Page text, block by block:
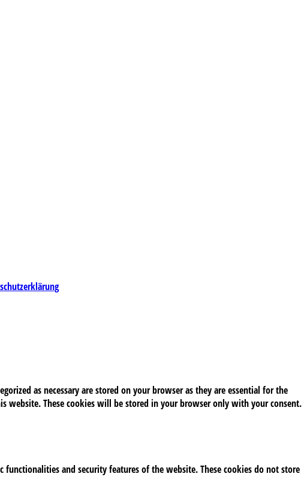
as necessary are stored on your browser as they are essential for the
website. These cookies will be stored in your browser only with your consent.
and security features of the website. These cookies do not store